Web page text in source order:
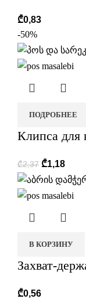
₾0,83
-50%
ПОДРОБНЕЕ
Клипса для
₾2,37 ₾1,18
В КОРЗИНУ
Захват-
₾0,56